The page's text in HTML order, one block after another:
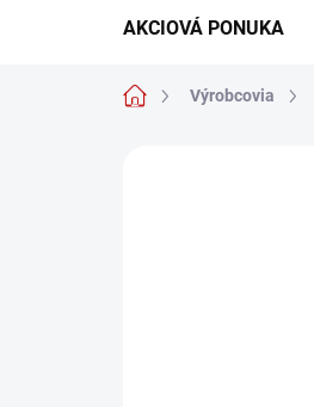
AKCIOVÁ PONUKA
DomovVýrobcovia